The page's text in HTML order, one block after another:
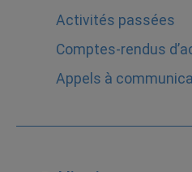
Activités passées
Comptes-rendus
Appels à